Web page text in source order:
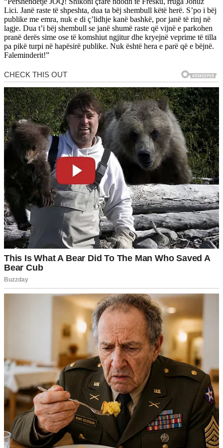
Lici. Janë raste të shpeshta, dua ta bëj shembull këtë herë. S’po i bëj
publike me emra, nuk e di ç’lidhje kanë bashkë, por janë të rinj në
lagje. Dua t’i bëj shembull se janë shumë raste që vijnë e parkohen
pranë derës sime ose të komshiut ngjitur dhe kryejnë veprime të tilla
pa pikë turpi në hapësirë publike. Nuk është hera e parë që e bëjnë.
Faleminderit!”